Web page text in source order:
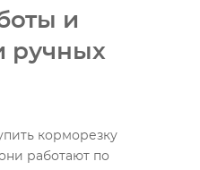
и
ручных
корморезку
работают по